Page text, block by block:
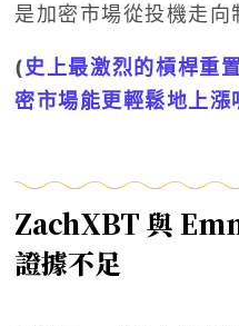
是加密市場從投機走向
(史上最激烈的槓桿重
密市場能更輕鬆地上漲
ZachXBT 與
證據不足